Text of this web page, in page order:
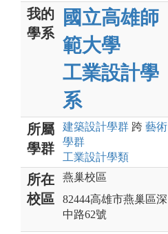
我的
學系
國立高雄師
範大學
工業設計學
系
所屬
學群
建築設計學群 跨 藝術
學群
工業設計學類
所在
校區
燕巢校區
82444高雄市燕巢區深
中路62號